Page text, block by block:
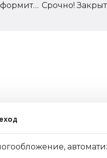
Как ИП в 1С оформить перевод себе на банковскую карту